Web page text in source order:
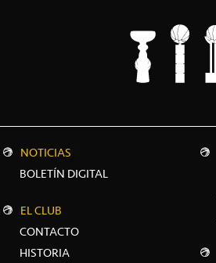
NOTICIAS
BOLETÍN DIGITAL
EL CLUB
CONTACTO
HISTORIA